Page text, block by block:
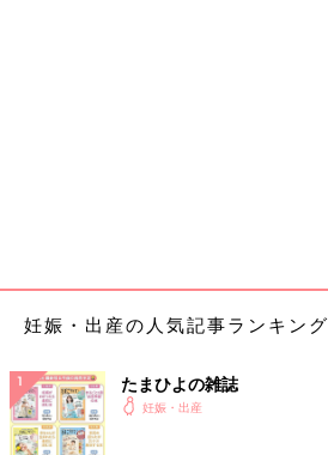
妊娠・出産の人気記事ランキング
たまひよの雑誌
妊娠・出産